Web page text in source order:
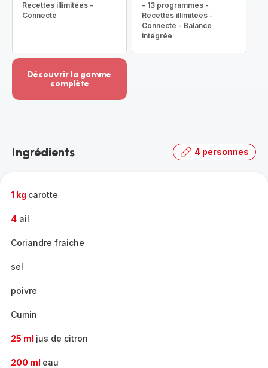
Recettes illimitées -
Connecté
- 13 programmes -
Recettes illimitées -
Connecté - Balance
intégrée
Découvrir la gamme
complète
-
gamme
Ingrédients 4 personnes
1 kg carotte
4 ail
Coriandre fraiche
sel
poivre
Cumin
25 ml jus de citron
200 ml eau